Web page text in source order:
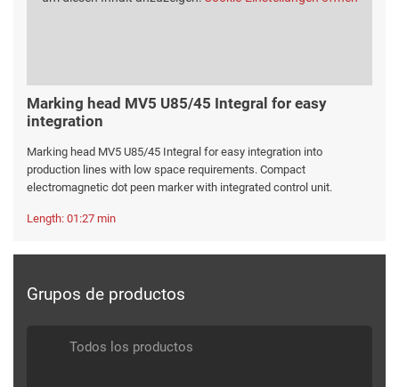
Marking head MV5 U85/45 Integral for easy
integration
Marking head MV5 U85/45 Integral for easy integration into
production lines with low space requirements. Compact
electromagnetic dot peen marker with integrated control unit.
Length: 01:27 min
Grupos de productos
Todos los productos